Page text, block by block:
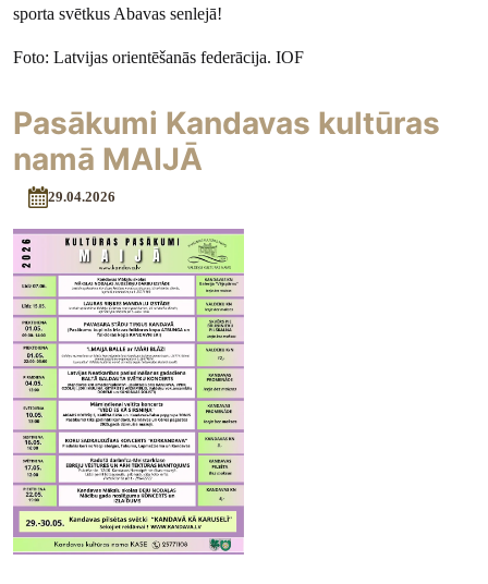
sporta svētkus Abavas senlejā!
Foto: Latvijas orientēšanās federācija. IOF
Pasākumi Kandavas kultūras
namā MAIJĀ
29.04.2026